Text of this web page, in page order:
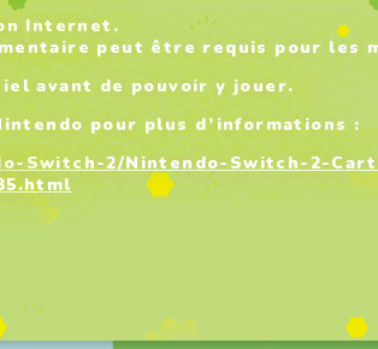
Internet.
peut être requis pour les
avant de pouvoir y jouer.
pour plus d’informations :
Switch-2/Nintendo-Switch-2-